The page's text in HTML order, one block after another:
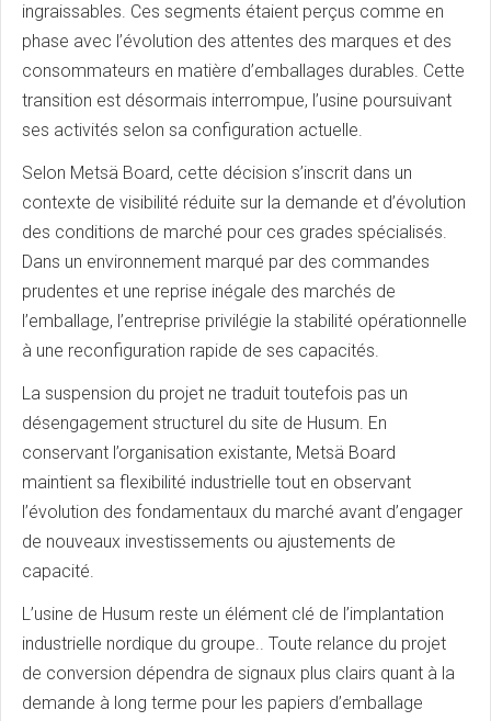
ingraissables. Ces segments étaient perçus comme en
phase avec l’évolution des attentes des marques et des
consommateurs en matière d’emballages durables. Cette
transition est désormais interrompue, l’usine poursuivant
ses activités selon sa configuration actuelle.
Selon Metsä Board, cette décision s’inscrit dans un
contexte de visibilité réduite sur la demande et d’évolution
des conditions de marché pour ces grades spécialisés.
Dans un environnement marqué par des commandes
prudentes et une reprise inégale des marchés de
l’emballage, l’entreprise privilégie la stabilité opérationnelle
à une reconfiguration rapide de ses capacités.
La suspension du projet ne traduit toutefois pas un
désengagement structurel du site de Husum. En
conservant l’organisation existante, Metsä Board
maintient sa flexibilité industrielle tout en observant
l’évolution des fondamentaux du marché avant d’engager
de nouveaux investissements ou ajustements de
capacité.
L’usine de Husum reste un élément clé de l’implantation
industrielle nordique du groupe.. Toute relance du projet
de conversion dépendra de signaux plus clairs quant à la
demande à long terme pour les papiers d’emballage